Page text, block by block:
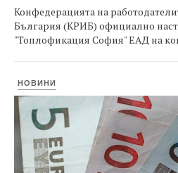
Конфедерацията на
България (КРИБ) официално
"Топлофикация София" ЕАД на
НОВИНИ